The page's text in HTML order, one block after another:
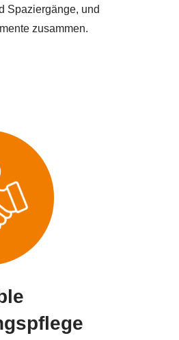
Spaziergänge, und
zusammen.